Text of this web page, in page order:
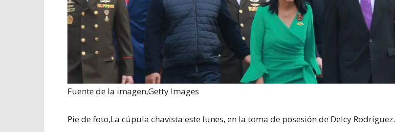
Fuente de la imagen,Getty Images
Pie de foto,La cúpula chavista este lunes, en la toma de posesión de Delcy Rodríguez.